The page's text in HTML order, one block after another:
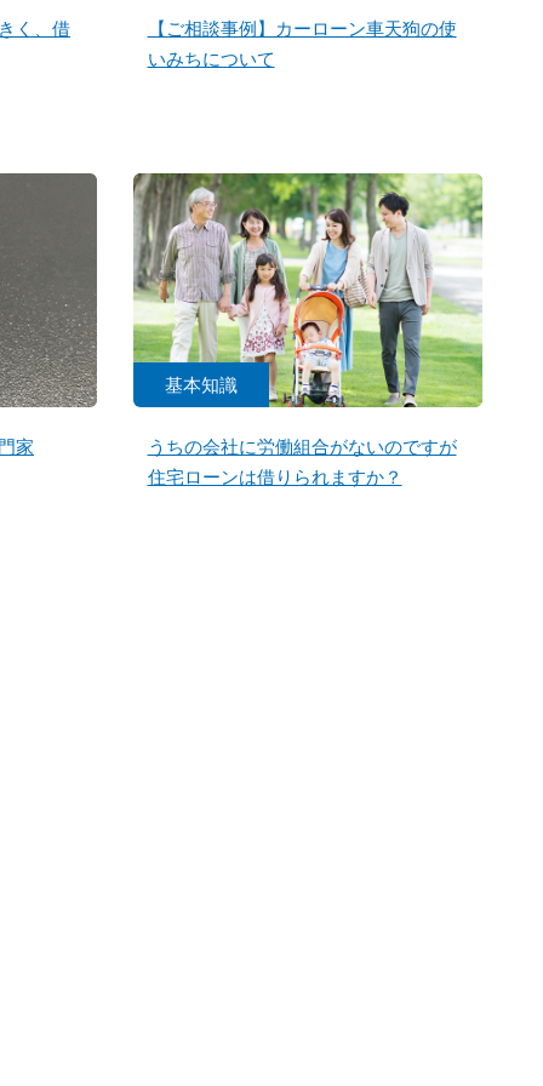
く、借
【ご相談事例】カーローン車天狗の使
いみちについて
家
基本知識
うちの会社に労働組合がないのですが
住宅ローンは借りられますか？